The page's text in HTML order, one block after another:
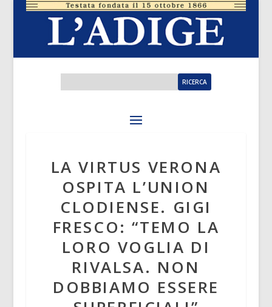
LA VIRTUS VERONA
OSPITA L’UNION
CLODIENSE. GIGI
FRESCO: “TEMO LA
LORO VOGLIA DI
RIVALSA. NON
DOBBIAMO ESSERE